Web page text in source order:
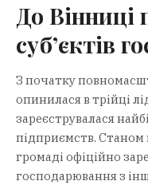
До Вінниці
суб’єктів
З початку
опинилася в трійці
зареєструвалася
підприємств.
громаді офіційно
господарювання з